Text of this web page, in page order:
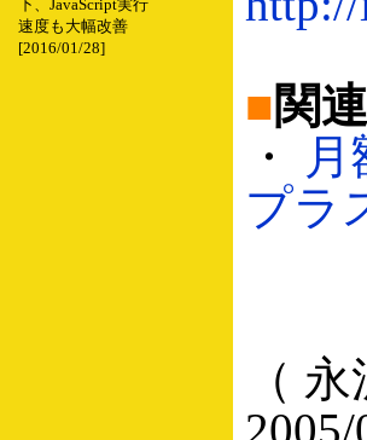
下、JavaScript実行
速度も大幅改善
[2016/01/28]
■関
・
プラ
（